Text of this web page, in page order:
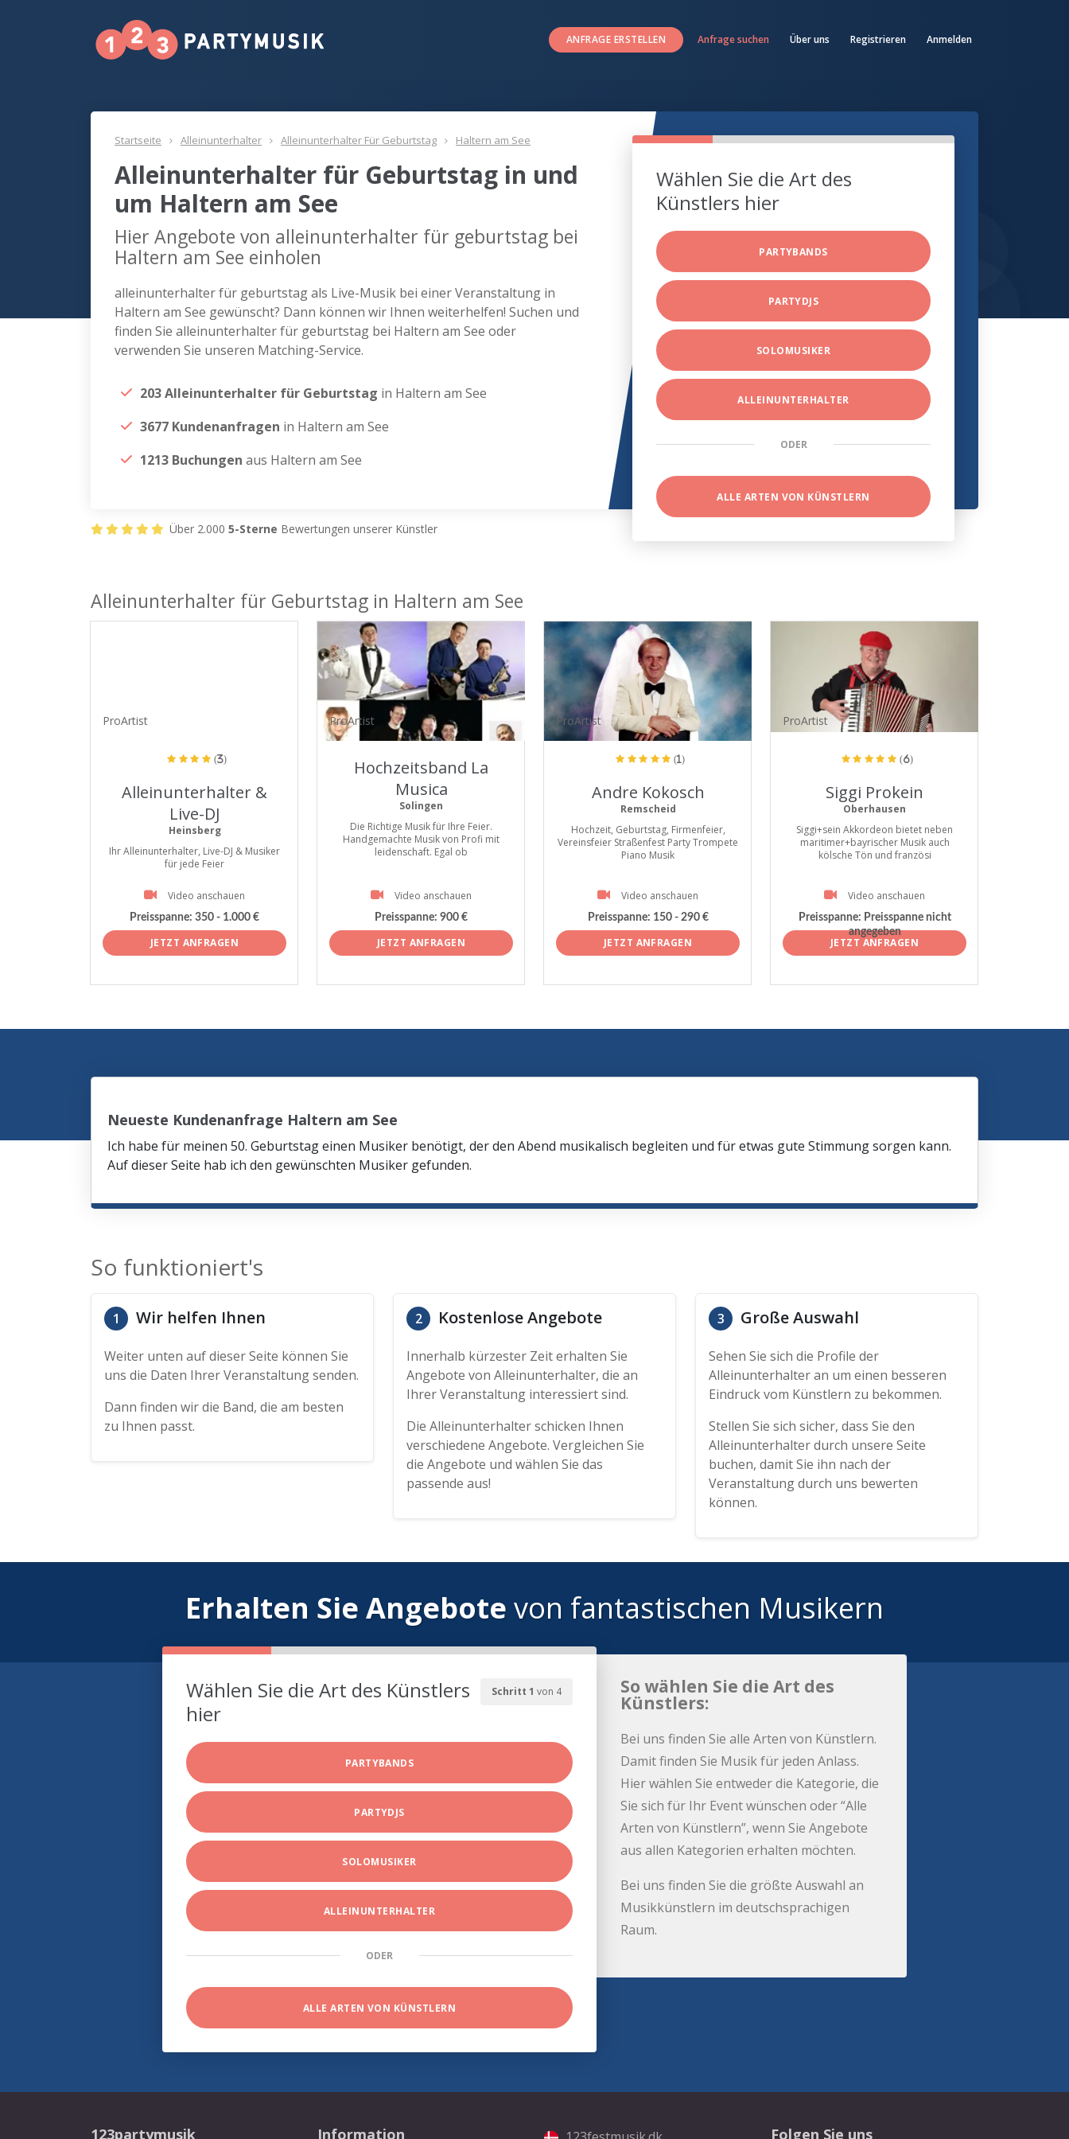
ANFRAGE ERSTELLEN Anfrage suchen Über uns Registrieren Anmelden
Startseite Alleinunterhalter Alleinunterhalter Für Geburtstag Haltern am See
Alleinunterhalter für Geburtstag in und
um Haltern am See
Hier Angebote von alleinunterhalter für geburtstag bei
Haltern am See einholen
alleinunterhalter für geburtstag als Live-Musik bei einer Veranstaltung in
Haltern am See gewünscht? Dann können wir Ihnen weiterhelfen! Suchen und
finden Sie alleinunterhalter für geburtstag bei Haltern am See oder
verwenden Sie unseren Matching-Service.
203 Alleinunterhalter für Geburtstag in Haltern am See
3677 Kundenanfragen in Haltern am See
1213 Buchungen aus Haltern am See
Wählen Sie die Art des
Künstlers hier
PARTYBANDS
PARTYDJS
SOLOMUSIKER
ALLEINUNTERHALTER
ODER
ALLE ARTEN VON KÜNSTLERN
Über 2.000 5-Sterne Bewertungen unserer Künstler
Alleinunterhalter für Geburtstag in Haltern am See
ProArtist
(3)
Alleinunterhalter &
Live-DJ
Heinsberg
Ihr Alleinunterhalter, Live-DJ & Musiker
für jede Feier
Video anschauen
Preisspanne: 350 - 1.000 €
JETZT ANFRAGEN
ProArtist
Hochzeitsband La
Musica
Solingen
Die Richtige Musik für Ihre Feier.
Handgemachte Musik von Profi mit
leidenschaft. Egal ob
Video anschauen
Preisspanne: 900 €
JETZT ANFRAGEN
ProArtist
(1)
Andre Kokosch
Remscheid
Hochzeit, Geburtstag, Firmenfeier,
Vereinsfeier Straßenfest Party Trompete
Piano Musik
Video anschauen
Preisspanne: 150 - 290 €
JETZT ANFRAGEN
ProArtist
(6)
Siggi Prokein
Oberhausen
Siggi+sein Akkordeon bietet neben
maritimer+bayrischer Musik auch
kölsche Tön und französi
Video anschauen
Preisspanne: Preisspanne nicht
angegeben
JETZT ANFRAGEN
Neueste Kundenanfrage Haltern am See
Ich habe für meinen 50. Geburtstag einen Musiker benötigt, der den Abend musikalisch begleiten und für etwas gute Stimmung sorgen kann.
Auf dieser Seite hab ich den gewünschten Musiker gefunden.
So funktioniert's
1 Wir helfen Ihnen
Weiter unten auf dieser Seite können Sie
uns die Daten Ihrer Veranstaltung senden.
Dann finden wir die Band, die am besten
zu Ihnen passt.
2 Kostenlose Angebote
Innerhalb kürzester Zeit erhalten Sie
Angebote von Alleinunterhalter, die an
Ihrer Veranstaltung interessiert sind.
Die Alleinunterhalter schicken Ihnen
verschiedene Angebote. Vergleichen Sie
die Angebote und wählen Sie das
passende aus!
3 Große Auswahl
Sehen Sie sich die Profile der
Alleinunterhalter an um einen besseren
Eindruck vom Künstlern zu bekommen.
Stellen Sie sich sicher, dass Sie den
Alleinunterhalter durch unsere Seite
buchen, damit Sie ihn nach der
Veranstaltung durch uns bewerten
können.
Erhalten Sie Angebote von fantastischen Musikern
Schritt 1 von 4
Wählen Sie die Art des Künstlers
hier
PARTYBANDS
PARTYDJS
SOLOMUSIKER
ALLEINUNTERHALTER
ODER
ALLE ARTEN VON KÜNSTLERN
So wählen Sie die Art des
Künstlers:
Bei uns finden Sie alle Arten von Künstlern.
Damit finden Sie Musik für jeden Anlass.
Hier wählen Sie entweder die Kategorie, die
Sie sich für Ihr Event wünschen oder “Alle
Arten von Künstlern”, wenn Sie Angebote
aus allen Kategorien erhalten möchten.
Bei uns finden Sie die größte Auswahl an
Musikkünstlern im deutschsprachigen
Raum.
123partymusik Information Folgen Sie uns